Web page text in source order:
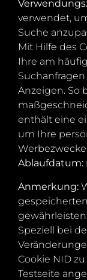
verwendet,
Suche
Mit Hilfe des
Ihre am
Anzeigen. So
enthält eine
um Ihre
Ablaufdatum:
Anmerkung:
gewährleisten.
Speziell bei
Cookie NID
Testseite